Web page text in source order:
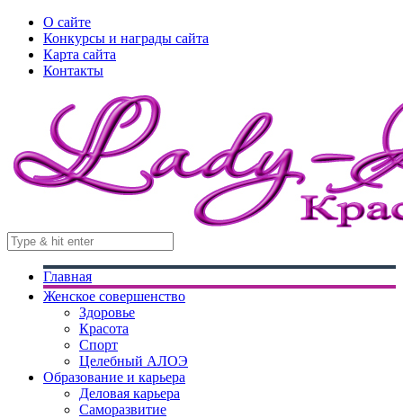
О сайте
Конкурсы и награды сайта
Карта сайта
Контакты
Главная
Женское совершенство
Здоровье
Красота
Спорт
Целебный АЛОЭ
Образование и карьера
Деловая карьера
Саморазвитие